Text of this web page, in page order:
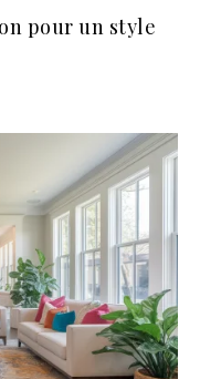
pour un style